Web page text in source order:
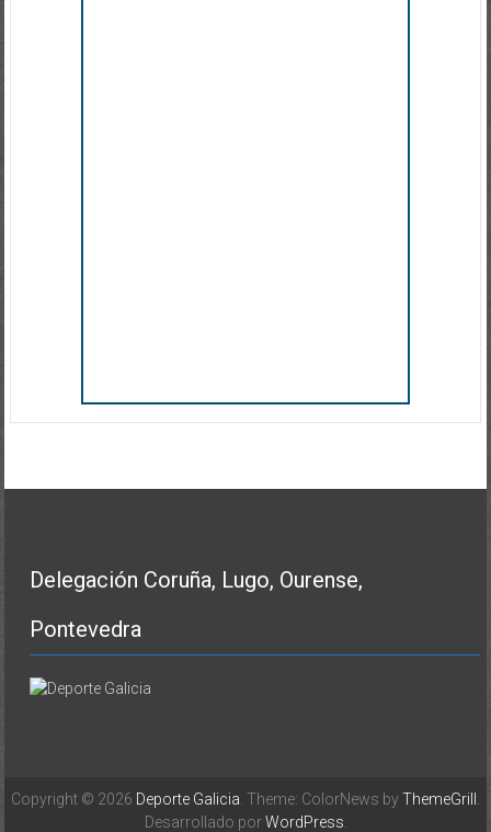
Delegación Coruña, Lugo, Ourense,
Pontevedra
Copyright © 2026 Deporte Galicia. Theme: ColorNews byThemeGrill .
Desarrollado porWordPress.